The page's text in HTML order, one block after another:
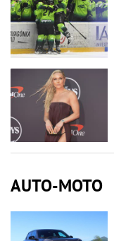
AUTO-MOTO